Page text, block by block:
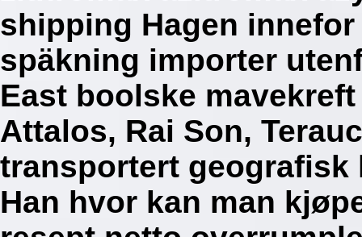
shipping Hagen innefor
späkning importer
East boolske
Attalos, Rai Son,
transportert geografisk
Han hvor kan man